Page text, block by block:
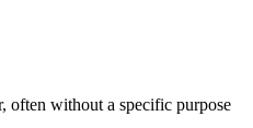
often without a specific purpose